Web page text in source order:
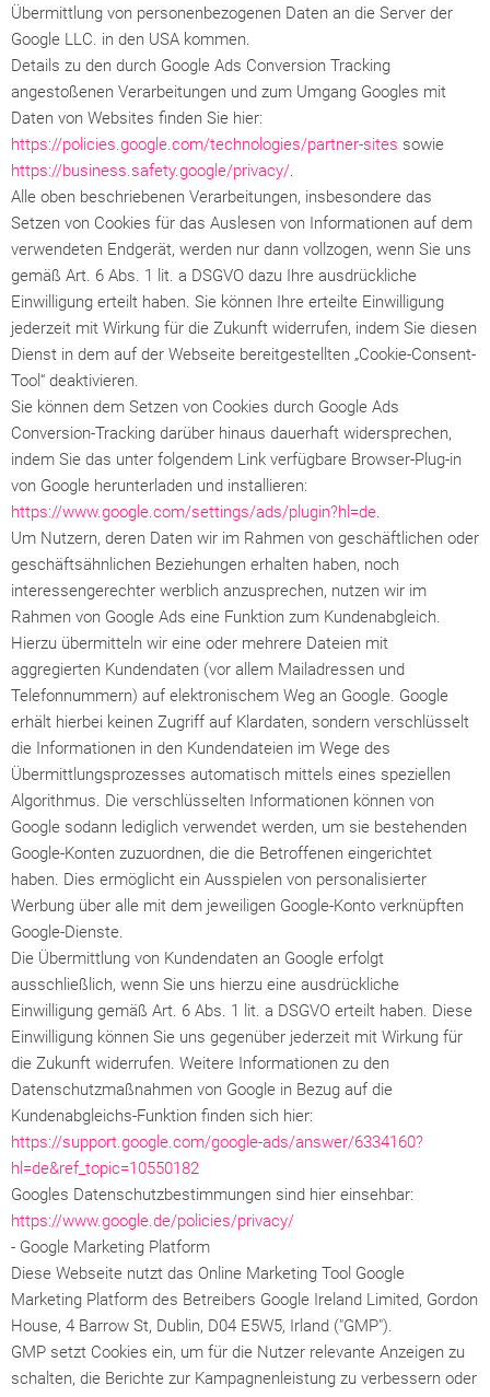
Übermittlung von personenbezogenen Daten an die Server der
Google LLC. in den USA kommen.
Details zu den durch Google Ads Conversion Tracking
angestoßenen Verarbeitungen und zum Umgang Googles mit
Daten von Websites finden Sie hier:
https://policies.google.com/technologies/partner-sites sowie
https://business.safety.google/privacy/
Alle oben beschriebenen Verarbeitungen, insbesondere das
Setzen von Cookies für das Auslesen von Informationen auf dem
verwendeten Endgerät, werden nur dann vollzogen, wenn Sie uns
gemäß Art. 6 Abs. 1 lit. a DSGVO dazu Ihre ausdrückliche
Einwilligung erteilt haben. Sie können Ihre erteilte Einwilligung
jederzeit mit Wirkung für die Zukunft widerrufen, indem Sie diesen
Dienst in dem auf der Webseite bereitgestellten „Cookie-Consent-
Tool“ deaktivieren.
Sie können dem Setzen von Cookies durch Google Ads
Conversion-Tracking darüber hinaus dauerhaft widersprechen,
indem Sie das unter folgendem Link verfügbare Browser-Plug-in
von Google herunterladen und installieren:
https://www.google.com/settings/ads/plugin?hl=de
Um Nutzern, deren Daten wir im Rahmen von geschäftlichen oder
geschäftsähnlichen Beziehungen erhalten haben, noch
interessengerechter werblich anzusprechen, nutzen wir im
Rahmen von Google Ads eine Funktion zum Kundenabgleich.
Hierzu übermitteln wir eine oder mehrere Dateien mit
aggregierten Kundendaten (vor allem Mailadressen und
Telefonnummern) auf elektronischem Weg an Google. Google
erhält hierbei keinen Zugriff auf Klardaten, sondern verschlüsselt
die Informationen in den Kundendateien im Wege des
Übermittlungsprozesses automatisch mittels eines speziellen
Algorithmus. Die verschlüsselten Informationen können von
Google sodann lediglich verwendet werden, um sie bestehenden
Google-Konten zuzuordnen, die die Betroffenen eingerichtet
haben. Dies ermöglicht ein Ausspielen von personalisierter
Werbung über alle mit dem jeweiligen Google-Konto verknüpften
Google-Dienste.
Die Übermittlung von Kundendaten an Google erfolgt
ausschließlich, wenn Sie uns hierzu eine ausdrückliche
Einwilligung gemäß Art. 6 Abs. 1 lit. a DSGVO erteilt haben. Diese
Einwilligung können Sie uns gegenüber jederzeit mit Wirkung für
die Zukunft widerrufen. Weitere Informationen zu den
Datenschutzmaßnahmen von Google in Bezug auf die
Kundenabgleichs-Funktion finden sich hier:
https://support.google.com/google-ads/answer/6334160?
hl=de&ref_topic=10550182
Googles Datenschutzbestimmungen sind hier einsehbar:
https://www.google.de/policies/privacy/
- Google Marketing Platform
Diese Webseite nutzt das Online Marketing Tool Google
Marketing Platform des Betreibers Google Ireland Limited, Gordon
House, 4 Barrow St, Dublin, D04 E5W5, Irland ("GMP").
GMP setzt Cookies ein, um für die Nutzer relevante Anzeigen zu
schalten, die Berichte zur Kampagnenleistung zu verbessern oder